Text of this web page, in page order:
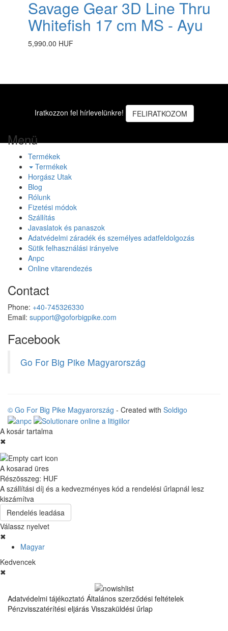
Savage Gear 3D Line Thru
Whitefish 17 cm MS - Ayu
5,990.00 HUF
Iratkozzon fel hírlevelünkre! FELIRATKOZOM
Menü
Termékek
Termékek
Horgász Utak
Blog
Rólunk
Fizetési módok
Szállítás
Javaslatok és panaszok
Adatvédelmi záradék és személyes adatfeldolgozás
Sütik felhasználási irányelve
Anpc
Online vitarendezés
Contact
Phone: +40-745326330
Email: support@goforbigpike.com
Facebook
Go For Big Pike Magyarország
© Go For Big Pike Magyarország - Created with Soldigo
A kosár tartalma
✖
A kosarad üres
Részösszeg: HUF
A szállítási díj és a kedvezményes kód a rendelési űrlapnál lesz
kiszámítva
Rendelés leadása
Válassz nyelvet
✖
Magyar
Kedvencek
✖
Adatvédelmi tájékoztató Általános szerződési feltételek
Pénzvisszatérítési eljárás Visszaküldési űrlap